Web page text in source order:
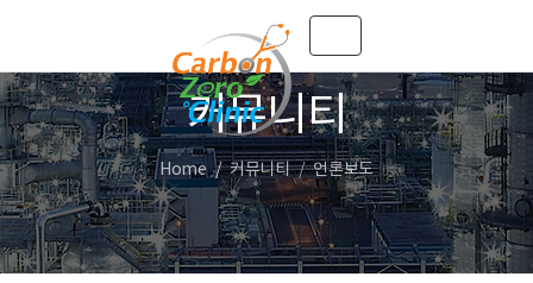
Toggle navigation
커뮤니티
Home 커뮤니티 언론보도